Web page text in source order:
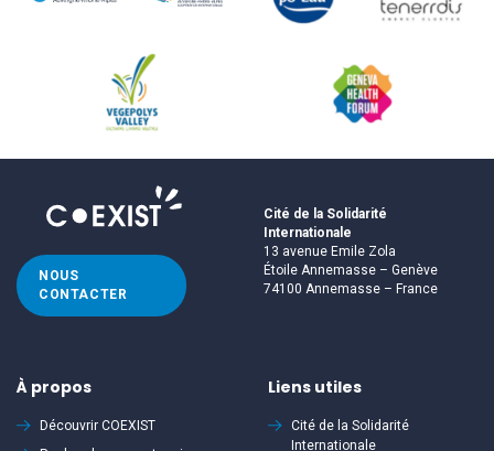
NOUS
CONTACTER
Cité de la Solidarité
Internationale
13 avenue Emile Zola
Étoile Annemasse – Genève
74100 Annemasse – France
À propos
Découvrir COEXIST
Liens utiles
Cité de la Solidarité
Internationale